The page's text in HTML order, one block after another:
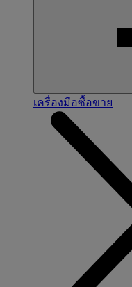
เครื่องมือซื้อขาย